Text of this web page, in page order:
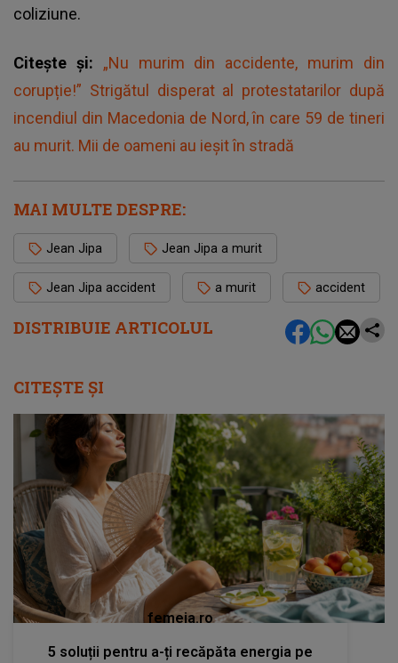
DISTRIBUIE ARTICOLUL
coliziune.
Citește și: „Nu murim din accidente, murim din
corupție!” Strigătul disperat al protestatarilor după
incendiul din Macedonia de Nord, în care 59 de tineri
au murit. Mii de oameni au ieșit în stradă
MAI MULTE DESPRE:
Jean Jipa Jean Jipa a murit
Jean Jipa accident a murit accident
CITEȘTE ȘI
femeia.ro
5 soluții pentru a-ți recăpăta energia pe